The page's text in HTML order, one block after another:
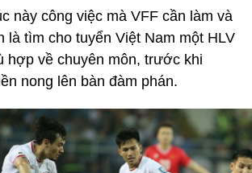
này công việc mà VFF cần làm và
là tìm cho tuyển Việt Nam một HLV
hợp về chuyên môn, trước khi
nong lên bàn đàm phán.